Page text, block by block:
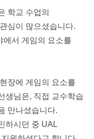
학교 수업의
심이 많으셨습니다.
에서 게임의 요소를
장에 게임의 요소를
생님은, 직접 교수학습
만나셨습니다.
하시던 중 UAL